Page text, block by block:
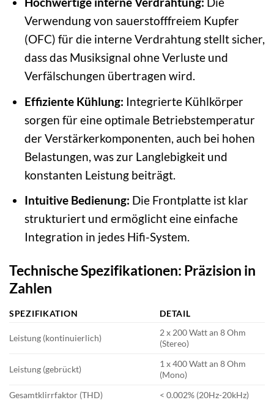
Verwendung von sauerstofffreiem Kupfer
(OFC) für die interne Verdrahtung stellt sicher,
dass das Musiksignal ohne Verluste und
Verfälschungen übertragen wird.
Effiziente Kühlung: Integrierte Kühlkörper
sorgen für eine optimale Betriebstemperatur
der Verstärkerkomponenten, auch bei hohen
Belastungen, was zur Langlebigkeit und
konstanten Leistung beiträgt.
Intuitive Bedienung: Die Frontplatte ist klar
strukturiert und ermöglicht eine einfache
Integration in jedes Hifi-System.
Technische Spezifikationen: Präzision in
Zahlen
SPEZIFIKATION DETAIL
Leistung (kontinuierlich)
2 x 200 Watt an 8 Ohm
(Stereo)
Leistung (gebrückt)
1 x 400 Watt an 8 Ohm
(Mono)
Gesamtklirrfaktor (THD)
< 0.002% (20Hz-20kHz)